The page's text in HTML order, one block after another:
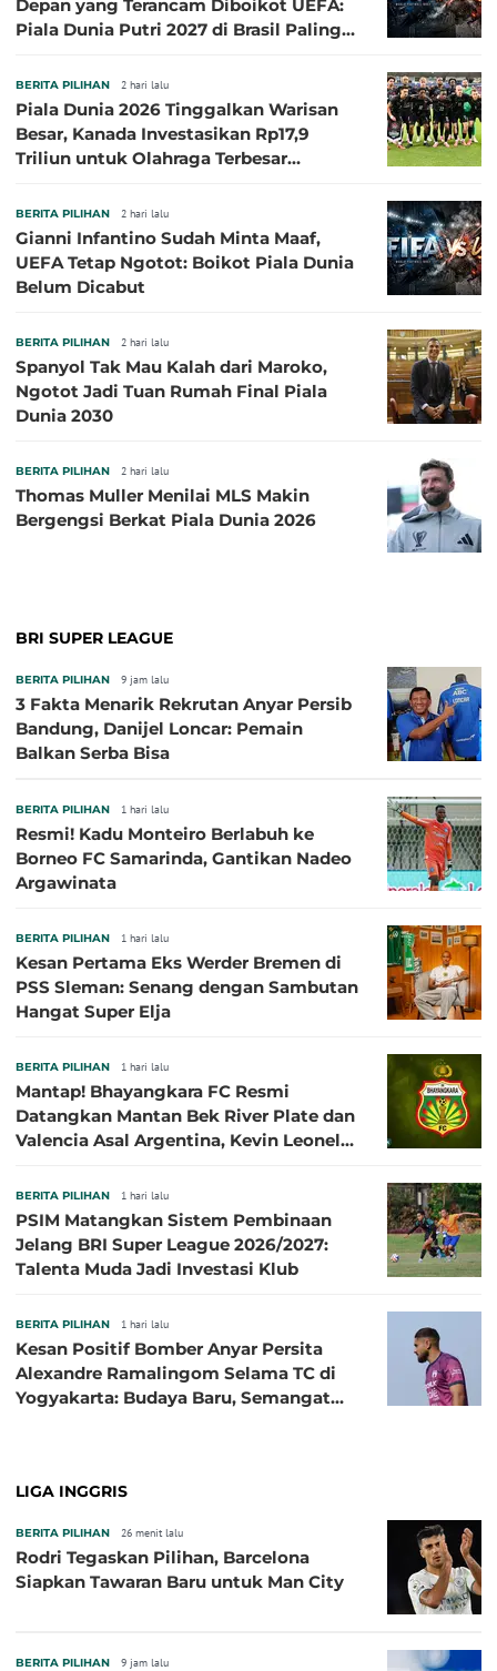
Depan yang Terancam Diboikot UEFA:
Piala Dunia Putri 2027 di Brasil Paling
BERITA PILIHAN 2 hari lalu
Piala Dunia 2026 Tinggalkan Warisan
Besar, Kanada Investasikan Rp17,9
Triliun untuk Olahraga Terbesar
BERITA PILIHAN 2 hari lalu
Gianni Infantino Sudah Minta Maaf,
UEFA Tetap Ngotot: Boikot Piala Dunia
Belum Dicabut
BERITA PILIHAN 2 hari lalu
Spanyol Tak Mau Kalah dari Maroko,
Ngotot Jadi Tuan Rumah Final Piala
Dunia 2030
BERITA PILIHAN 2 hari lalu
Thomas Muller Menilai MLS Makin
Bergengsi Berkat Piala Dunia 2026
BRI SUPER LEAGUE
BERITA PILIHAN 9 jam lalu
3 Fakta Menarik Rekrutan Anyar Persib
Bandung, Danijel Loncar: Pemain
Balkan Serba Bisa
BERITA PILIHAN 1 hari lalu
Resmi! Kadu Monteiro Berlabuh ke
Borneo FC Samarinda, Gantikan Nadeo
Argawinata
BERITA PILIHAN 1 hari lalu
Kesan Pertama Eks Werder Bremen di
PSS Sleman: Senang dengan Sambutan
Hangat Super Elja
BERITA PILIHAN 1 hari lalu
Mantap! Bhayangkara FC Resmi
Datangkan Mantan Bek River Plate dan
Valencia Asal Argentina, Kevin Leonel
BERITA PILIHAN 1 hari lalu
PSIM Matangkan Sistem Pembinaan
Jelang BRI Super League 2026/2027:
Talenta Muda Jadi Investasi Klub
BERITA PILIHAN 1 hari lalu
Kesan Positif Bomber Anyar Persita
Alexandre Ramalingom Selama TC di
Yogyakarta: Budaya Baru, Semangat
LIGA INGGRIS
BERITA PILIHAN 26 menit lalu
Rodri Tegaskan Pilihan, Barcelona
Siapkan Tawaran Baru untuk Man City
BERITA PILIHAN 9 jam lalu